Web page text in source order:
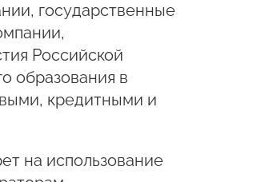
государственные
Российской
образования в
кредитными и
на использование